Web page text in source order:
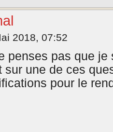
2018, 07:52
penses pas que
sur une de ces
pour le